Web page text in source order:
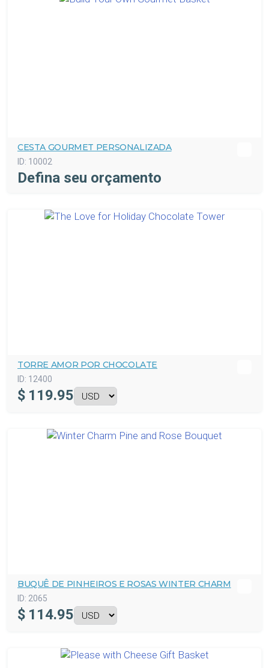
CESTA GOURMET PERSONALIZADA
ID: 10002
Defina seu orçamento
TORRE AMOR POR CHOCOLATE
ID: 12400
$ 119.95
BUQUÊ DE PINHEIROS E ROSAS WINTER CHARM
ID: 2065
$ 114.95